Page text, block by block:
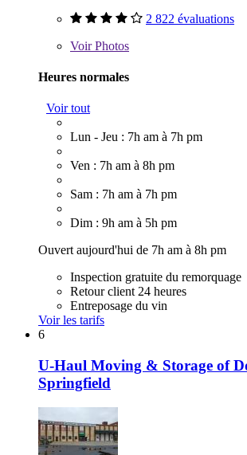
2 822 évaluations
VoirPhotos
Heures normales
Voir tout
Lun - Jeu : 7h am à 7h pm
Ven : 7h am à 8h pm
Sam : 7h am à 7h pm
Dim : 9h am à 5h pm
Ouvert aujourd'hui de 7h am à 8h pm
Inspection gratuite du remorquage
Retour client 24 heures
Entreposage du vin
Voir les tarifs
6
U-Haul Moving & Storage of
Springfield